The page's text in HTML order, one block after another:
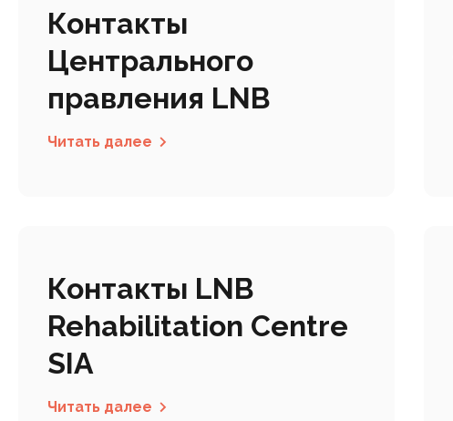
Контакты
Центрального
правления LNB
Читать далее
Контакты LNB
Rehabilitation Centre
SIA
Читать далее